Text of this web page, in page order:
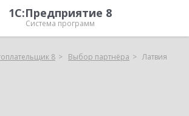
1С:Предприятие 8
Система программ
8 Выбор партнёра Латвия